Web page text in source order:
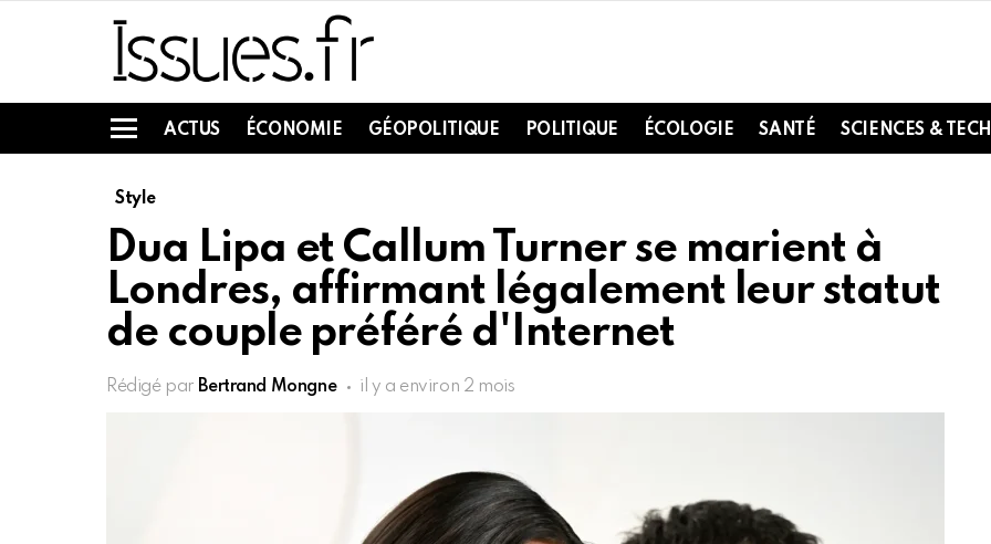
Menu
ACTUS ÉCONOMIE GÉOPOLITIQUE POLITIQUE ÉCOLOGIE SANTÉ SCIENCES & TECH
Style
Dua Lipa et Callum Turner se marient à
Londres, affirmant légalement leur statut
de couple préféré d'Internet
Rédigé par Bertrand Mongne il y a environ 2 mois